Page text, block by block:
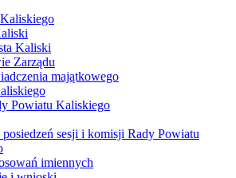
Kaliski
Zarządu
majątkowego
Powiatu Kaliskiego
posiedzeń sesji i komisji Rady Powiatu
imiennych